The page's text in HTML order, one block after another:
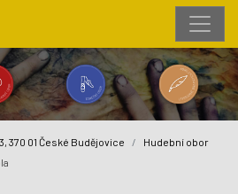
370 01 České Budějovice
Hudební obor